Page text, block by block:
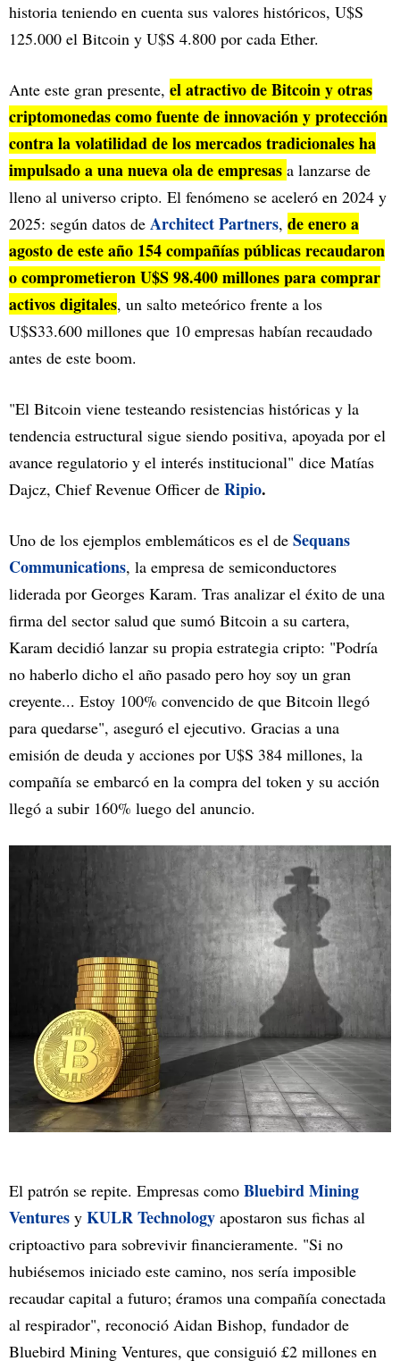
historia teniendo en cuenta sus valores históricos, U$S
125.000 el Bitcoin y U$S 4.800 por cada Ether.
Ante este gran presente, el atractivo de Bitcoin y otras
criptomonedas como fuente de innovación y protección
contra la volatilidad de los mercados tradicionales ha
impulsado a una nueva ola de empresas a lanzarse de
lleno al universo cripto. El fenómeno se aceleró en 2024 y
2025: según datos de Architect Partners, de enero a
agosto de este año 154 compañías públicas recaudaron
o comprometieron U$S 98.400 millones para comprar
activos digitales, un salto meteórico frente a los
U$S33.600 millones que 10 empresas habían recaudado
antes de este boom.
"El Bitcoin viene testeando resistencias históricas y la
tendencia estructural sigue siendo positiva, apoyada por el
avance regulatorio y el interés institucional" dice Matías
Dajcz, Chief Revenue Officer de Ripio.
Uno de los ejemplos emblemáticos es el de Sequans
Communications, la empresa de semiconductores
liderada por Georges Karam. Tras analizar el éxito de una
firma del sector salud que sumó Bitcoin a su cartera,
Karam decidió lanzar su propia estrategia cripto: "Podría
no haberlo dicho el año pasado pero hoy soy un gran
creyente... Estoy 100% convencido de que Bitcoin llegó
para quedarse", aseguró el ejecutivo. Gracias a una
emisión de deuda y acciones por U$S 384 millones, la
compañía se embarcó en la compra del token y su acción
llegó a subir 160% luego del anuncio.
El patrón se repite. Empresas como Bluebird Mining
Ventures y KULR Technology apostaron sus fichas al
criptoactivo para sobrevivir financieramente. "Si no
hubiésemos iniciado este camino, nos sería imposible
recaudar capital a futuro; éramos una compañía conectada
al respirador", reconoció Aidan Bishop, fundador de
Bluebird Mining Ventures, que consiguió £2 millones en